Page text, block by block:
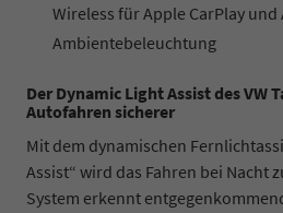
Wireless für Apple CarPlay
Ambientebeleuchtung
Der Dynamic Light Assist des VW
Autofahren sicherer
Mit dem dynamischen
Assist“ wird das Fahren bei Nacht
System erkennt